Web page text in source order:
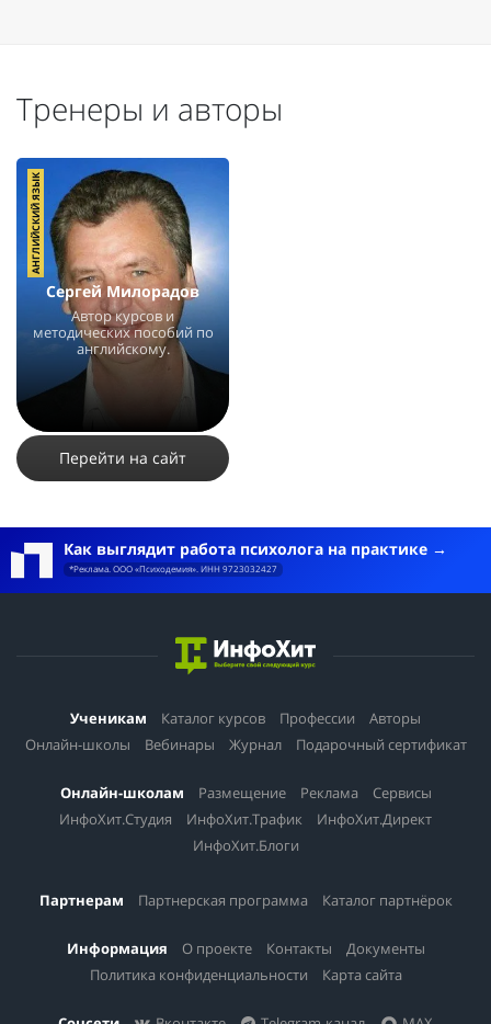
Тренеры и авторы
Сергей Милорадов
Автор курсов и
методических пособий по
английскому.
АНГЛИЙСКИЙ ЯЗЫК
Перейти на сайт
Как выглядит работа психолога на практике
*Реклама. ООО «Психодемия». ИНН 9723032427
Ученикам Каталог курсов Профессии
Авторы
Онлайн-школы
Вебинары Журнал Подарочный сертификат
Онлайн-школам Размещение Реклама
Сервисы
ИнфоХит.Студия
ИнфоХит.Трафик
ИнфоХит.Директ
ИнфоХит.Блоги
Партнерам Партнерская программа Каталог партнёрок
Информация О проекте Контакты
Документы
Политика конфиденциальности
Карта сайта